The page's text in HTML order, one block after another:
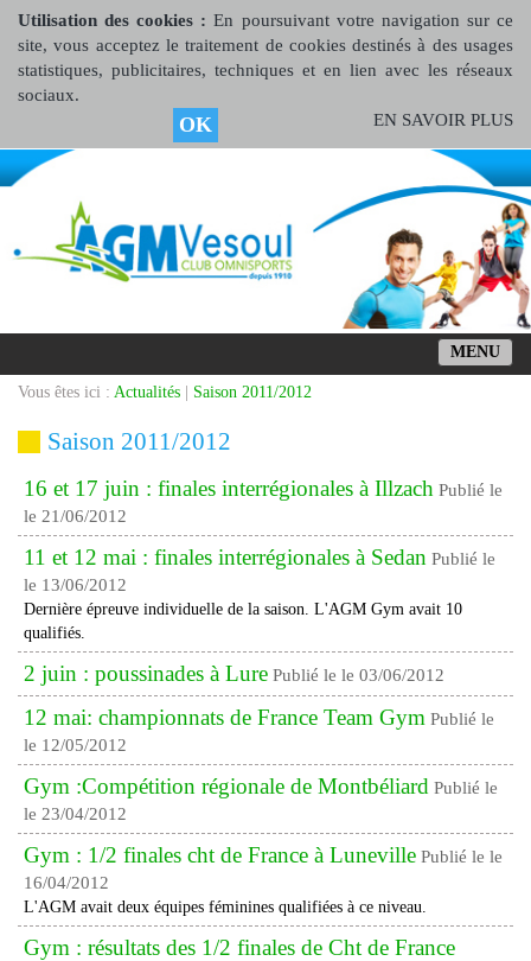
Utilisation des cookies :En poursuivant votre navigation sur ce
site, vous acceptez le traitement de cookies destinés à des usages
statistiques, publicitaires, techniques et en lien avec les réseaux
sociaux.
OK EN SAVOIR PLUS
MENU
Vous êtes ici : Actualités Saison 2011/2012
Saison 2011/2012
16 et 17 juin : finales interrégionales à Illzach Publié le
le 21/06/2012
11 et 12 mai : finales interrégionales à Sedan Publié le
le 13/06/2012
Dernière épreuve individuelle de la saison. L'AGM Gym avait 10
qualifiés.
2 juin : poussinades à Lure Publié le le 03/06/2012
12 mai: championnats de France Team Gym Publié le
le 12/05/2012
Gym :Compétition régionale de Montbéliard Publié le
le 23/04/2012
Gym : 1/2 finales cht de France à Luneville Publié le le
16/04/2012
L'AGM avait deux équipes féminines qualifiées à ce niveau.
Gym : résultats des 1/2 finales de Cht de France